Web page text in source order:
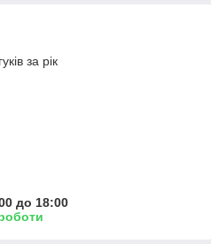
за рік
до 18:00